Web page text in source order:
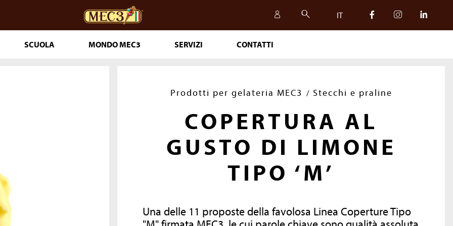
IT
SCUOLA MONDO MEC3
THE GENUINE
SICUREZZA, QUALITÀ
SERVIZI CONTATTI
Prodotti per gelateria MEC3 Stecchi e praline
COPERTURA AL
GUSTO DI LIMONE
TIPO ‘M’
Una delle 11 proposte della favolosa Linea Coperture Tipo